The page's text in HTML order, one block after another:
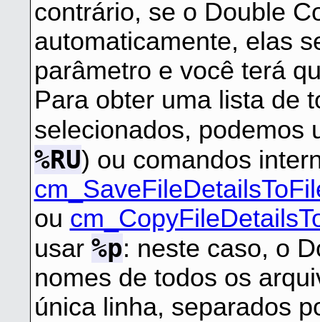
contrário, se o Double
automaticamente, elas
parâmetro e você terá
Para obter uma lista de
selecionados, podemos
%RU) ou comandos
ou
usar %p: neste caso, o
nomes de todos os
única linha, separados